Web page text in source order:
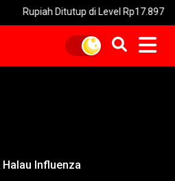
Ditutup di Level Rp17.897 pada
Influenza